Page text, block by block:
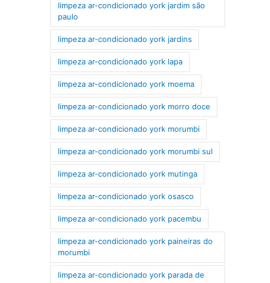
limpeza ar-condicionado york jardim são
paulo
limpeza ar-condicionado york jardins
limpeza ar-condicionado york lapa
limpeza ar-condicionado york moema
limpeza ar-condicionado york morro doce
limpeza ar-condicionado york morumbi
limpeza ar-condicionado york morumbi sul
limpeza ar-condicionado york mutinga
limpeza ar-condicionado york osasco
limpeza ar-condicionado york pacembu
limpeza ar-condicionado york paineiras do
morumbi
limpeza ar-condicionado york parada de